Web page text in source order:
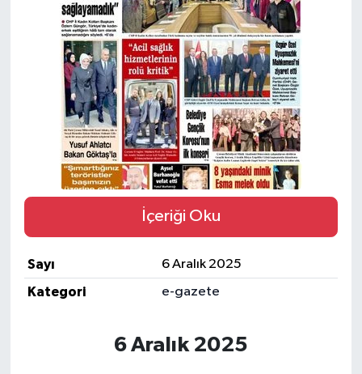
İçeriği Oku
Sayı
6 Aralık 2025
Kategori
e-gazete
6 Aralık 2025
Kargı
Laçin
Mecitözü
Oğuzlar
Ortaköy
Osmancık
Sungurlu